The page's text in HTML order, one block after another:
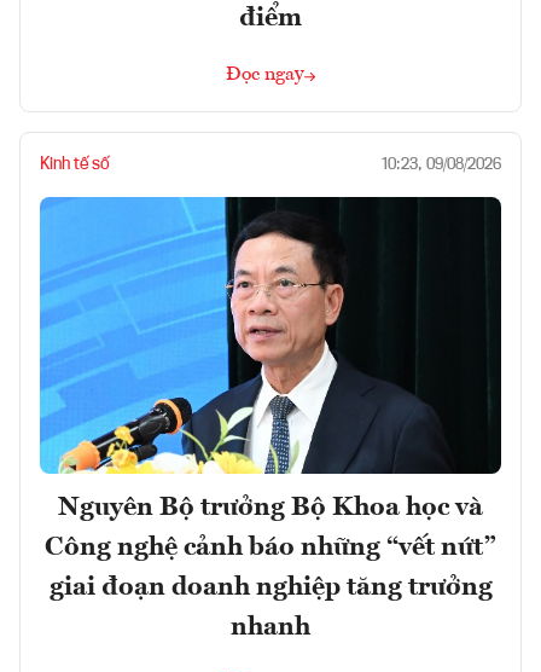
điểm
Đọc ngay
Kinh tế số 10:23, 09/08/2026
Nguyên Bộ trưởng Bộ Khoa học và
Công nghệ cảnh báo những “vết nứt”
giai đoạn doanh nghiệp tăng trưởng
nhanh